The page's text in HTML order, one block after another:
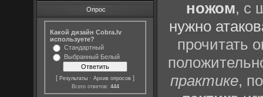
Опрос
Какой дизайн Cobra.lv
используете?
Стандартный
Выбранный Белый
[Результаты ·Архив опросов ]
Всего ответов: 444
ножом, с
нужно
прочитать
практике,